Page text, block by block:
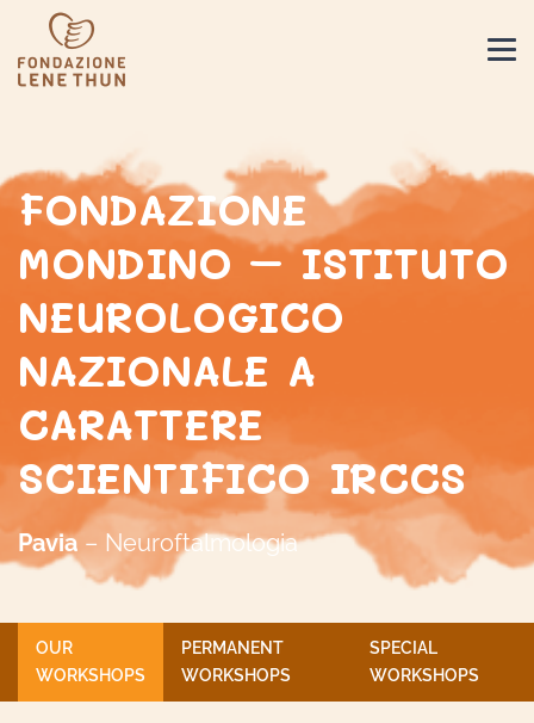
FONDAZIONE
MONDINO – ISTITUTO
NEUROLOGICO
NAZIONALE A
CARATTERE
SCIENTIFICO IRCCS
Pavia – Neuroftalmologia
OUR
WORKSHOPS
PERMANENT
WORKSHOPS
SPECIAL
WORKSHOPS